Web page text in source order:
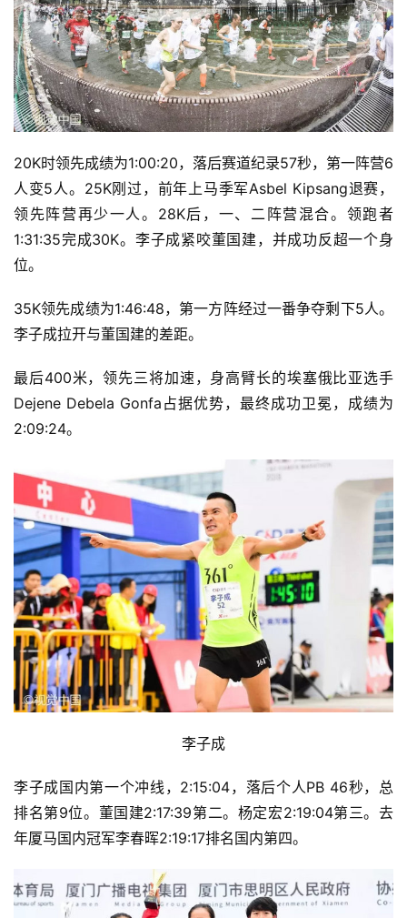
20K时领先成绩为1:00:20，落后赛道纪录57秒，第一阵营6
人变5人。25K刚过，前年上马季军Asbel Kipsang退赛，
领先阵营再少一人。28K后，一、二阵营混合。领跑者
1:31:35完成30K。李子成紧咬董国建，并成功反超一个身
位。
35K领先成绩为1:46:48，第一方阵经过一番争夺剩下5人。
李子成拉开与董国建的差距。
最后400米，领先三将加速，身高臂长的埃塞俄比亚选手
Dejene Debela Gonfa占据优势，最终成功卫冕，成绩为
2:09:24。
李子成
李子成国内第一个冲线，2:15:04，落后个人PB 46秒，总
排名第9位。董国建2:17:39第二。杨定宏2:19:04第三。去
年厦马国内冠军李春晖2:19:17排名国内第四。